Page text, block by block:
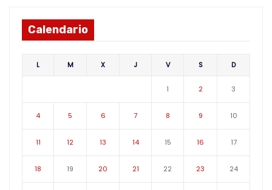
Calendario
L M X J V S D
1 2 3
4 5 6 7 8 9 10
11 12 13 14 15 16 17
18 19 20 21 22 23 24